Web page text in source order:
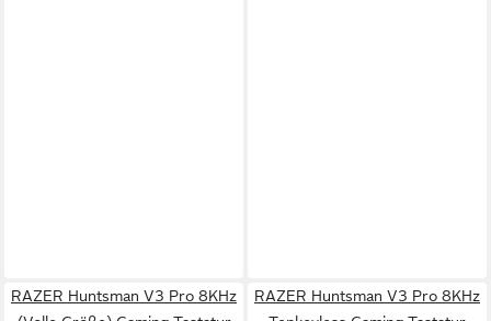
RAZER Huntsman V3 Pro 8KHz
RAZER Huntsman V3 Pro 8KHz